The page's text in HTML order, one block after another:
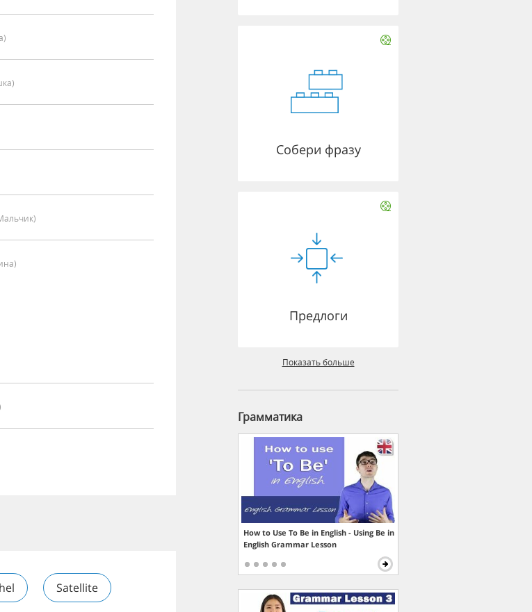
Satellite
Собери фразу
Предлоги
Показать больше
Грамматика
How to Use To Be in English - Using Be in
English Grammar Lesson